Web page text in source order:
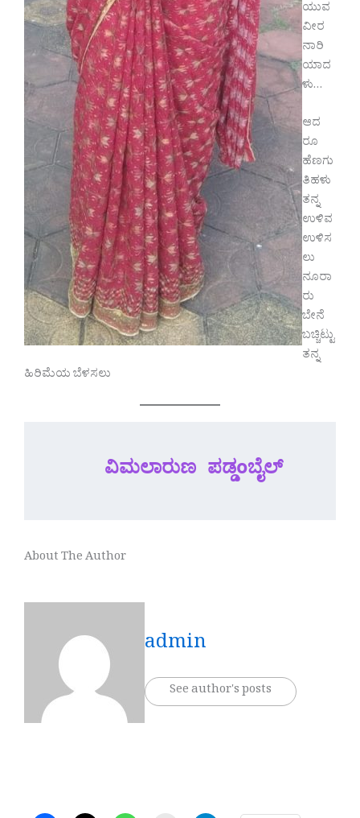
ಯುವ
ವೀರ
ನಾರಿ
ಯಾದ
ಳು…
ಆದ
ರೂ
ಹೆಣಗು
ತಿಹಳು
ತನ್ನ
ಉಳಿವ
ಉಳಿಸ
ಲು
ನೂರಾ
ರು
ಬೇನೆ
ಬಚ್ಚಿಟ್ಟು
ತನ್ನ
ಹಿರಿಮೆಯ ಬೆಳಸಲು
ವಿಮಲಾರುಣ ಪಡ್ಡoಬೈಲ್
About The Author
admin
See author's posts